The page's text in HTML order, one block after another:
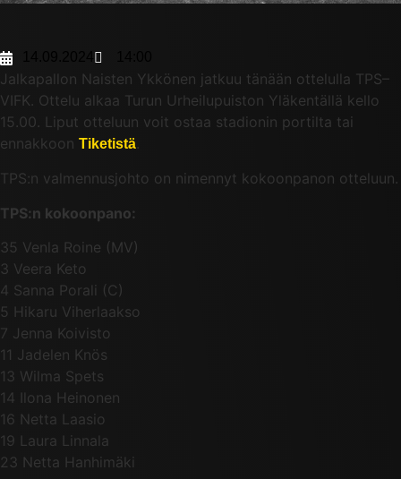
Jalkapallon Naisten Ykkönen jatkuu tänään ottelulla TPS–
VIFK. Ottelu alkaa Turun Urheilupuiston Yläkentällä kello
15.00. Liput otteluun voit ostaa stadionin portilta tai
ennakkoon Tiketistä.
TPS:n valmennusjohto on nimennyt kokoonpanon otteluun.
TPS:n kokoonpano:
35 Venla Roine (MV)
3 Veera Keto
4 Sanna Porali (C)
5 Hikaru Viherlaakso
7 Jenna Koivisto
11 Jadelen Knös
13 Wilma Spets
14 Ilona Heinonen
16 Netta Laasio
19 Laura Linnala
23 Netta Hanhimäki